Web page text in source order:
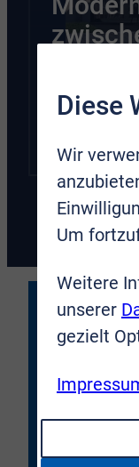
Living
Diese
Wir
Um
Weitere
unserer
gezielt